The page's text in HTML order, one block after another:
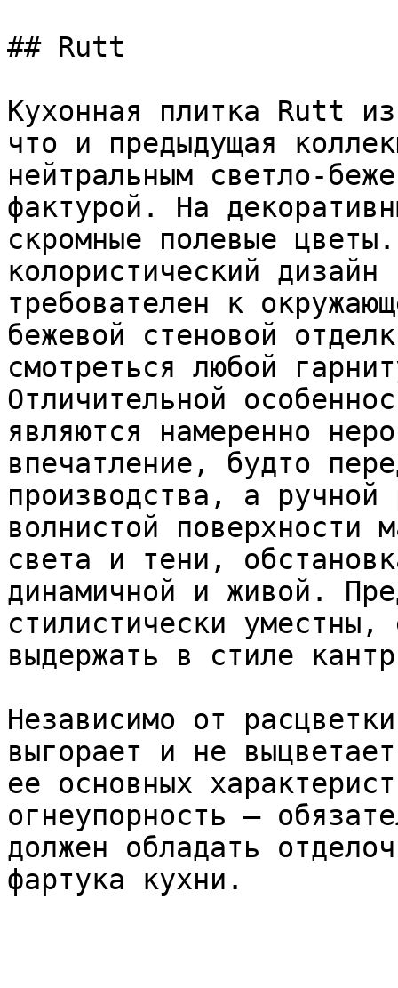
## Rutt
Кухонная плитка Rutt
что и предыдущая
нейтральным светло-
фактурой. На
скромные полевые
колористический
требователен к
бежевой стеновой
смотреться любой
Отличительной
являются намеренно
впечатление, будто
производства, а
волнистой поверхности
света и тени,
динамичной и живой.
стилистически
выдержать в стиле
Независимо от
выгорает и не
ее основных
огнеупорность –
должен обладать
фартука кухни.